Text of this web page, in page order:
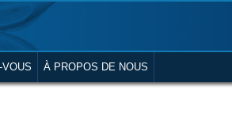
À PROPOS DE NOUS